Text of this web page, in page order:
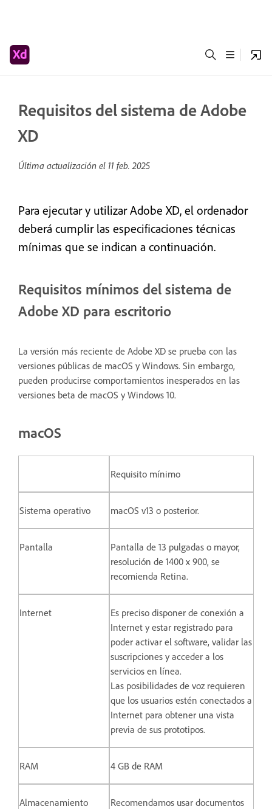
Requisitos del sistema de Adobe
XD
Última actualización el 11 feb. 2025
Para ejecutar y utilizar Adobe XD, el ordenador
deberá cumplir las especificaciones técnicas
mínimas que se indican a continuación.
Requisitos mínimos del sistema de
Adobe XD para escritorio
La versión más reciente de Adobe XD se prueba con las
versiones públicas de macOS y Windows. Sin embargo,
pueden producirse comportamientos inesperados en las
versiones beta de macOS y Windows 10.
macOS
Requisito mínimo
Sistema operativo macOS v13 o posterior.
Pantalla
Pantalla de 13 pulgadas o mayor,
resolución de 1400 x 900, se
recomienda Retina.
Internet
Es preciso disponer de conexión a
Internet y estar registrado para
poder activar el software, validar las
suscripciones y acceder a los
servicios en línea.
Las posibilidades de voz requieren
que los usuarios estén conectados a
Internet para obtener una vista
previa de sus prototipos.
RAM 4 GB de RAM
Almacenamiento
Recomendamos usar documentos